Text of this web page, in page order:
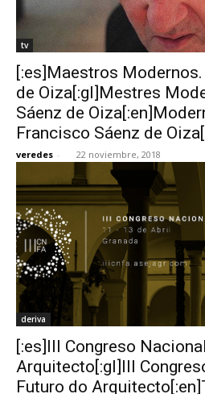
tv
[:es]Maestros
de Oiza[:gl]Mestres
Sáenz de
Francisco Sáenz de
veredes - 22 noviembre, 2018
deriva
[:es]III Congreso
Arquitecto[:gl]III
Futuro do